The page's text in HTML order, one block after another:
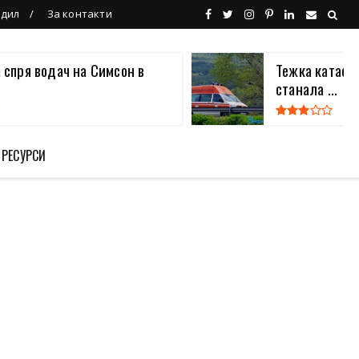
За контакти
водач на Симсон в
Тежка
станала ...